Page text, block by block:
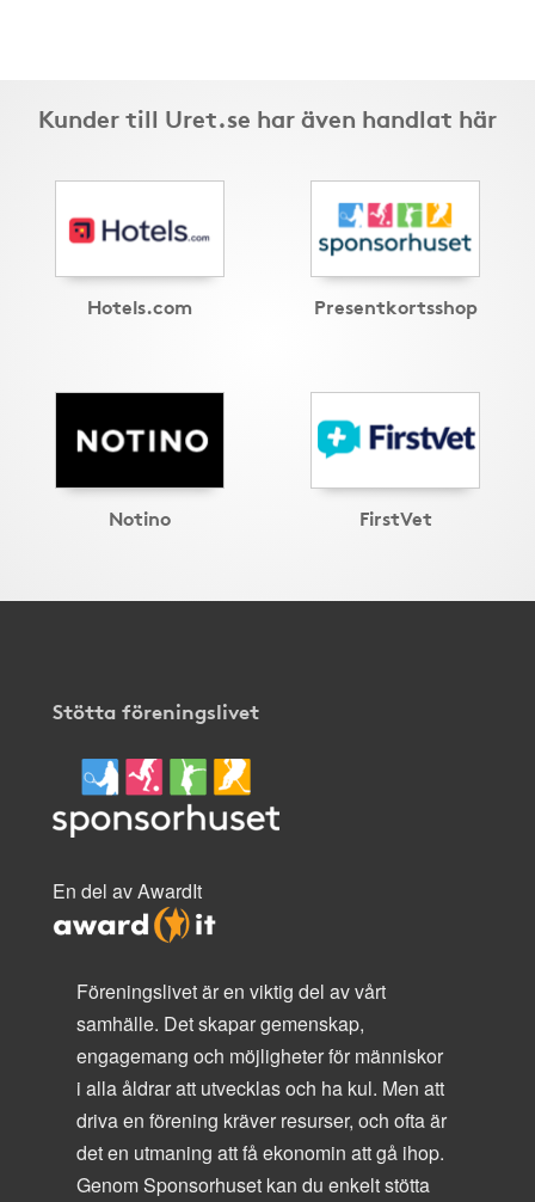
Kunder till Uret.se har även handlat här
Hotels.com Presentkortsshop
Notino FirstVet
Stötta föreningslivet
En del av AwardIt
Föreningslivet är en viktig del av vårt
samhälle. Det skapar gemenskap,
engagemang och möjligheter för människor
i alla åldrar att utvecklas och ha kul. Men att
driva en förening kräver resurser, och ofta är
det en utmaning att få ekonomin att gå ihop.
Genom Sponsorhuset kan du enkelt stötta